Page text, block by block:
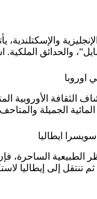
والحدائق
الأوروبية
الجميلة
الطبيعية الساحرة،
تنتقل إلى إيطاليا